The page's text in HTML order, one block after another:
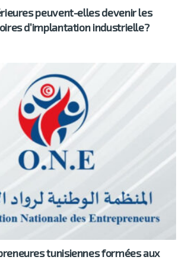
peuvent-elles devenir les
d’implantation industrielle?
tunisiennes formées aux